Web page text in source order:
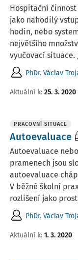
Hospitační
jako nahodilý
hodin, nebo
největšího
vyučovací situace.
PhDr. Václav
Aktuální k: 25. 3. 2020
PRACOVNÍ SITUACE
Autoevaluace
Autoevaluace
pramenech jsou
autoevaluace
V běžné školní
rozlišení jako
PhDr. Václav
Aktuální k: 1. 3. 2020